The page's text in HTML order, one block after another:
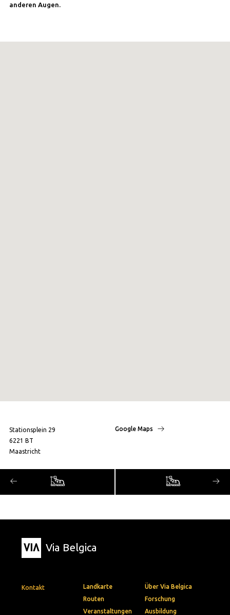
anderen Augen.
Stationsplein 29
6221 BT
Maastricht
Google Maps
Via Belgica
Kontakt
Landkarte
Routen
Veranstaltungen
Über Via Belgica
Forschung
Ausbildung